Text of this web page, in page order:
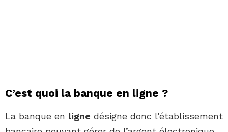
C’est quoi la banque en ligne ?
La banque en ligne désigne donc l’établissement